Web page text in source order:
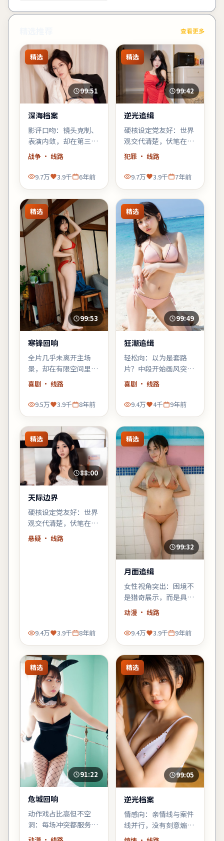
查看更多
精选
99:51
深海档案
影评口吻：镜头克制、
表演内敛，却在第三幕
用一场雨戏把张力推到
顶点——梁朝伟的细微
表情值得二刷。
战争· 线路
9.7万 3.9千 6年前
精选
99:42
逆光追缉
硬核设定党友好：世界
观交代清楚，伏笔在片
尾回收；若你喜欢「拼
图式叙事」，《逆光追
缉》会对味。
犯罪 · 线路
9.7万 3.9千 7年前
精选
99:53
寒锋回响
全片几乎未离开主场
景，却在有限空间里堆
叠三代人的秘密——空
息。
喜剧· 线路
9.5万 3.9千 8年前
精选
99:49
狂潮追缉
轻松向：以为是套路
片？中段开始画风突
变，黑色幽默与类型梗
花。
喜剧 · 线路
9.4万 4千 9年前
精选
88:00
天际边界
硬核设定党友好：世界
观交代清楚，伏笔在片
尾回收；若你喜欢「拼
图式叙事」，《天际边
悬疑· 线路
9.4万 3.9千 8年前
精选
99:32
月面追缉
女性视角突出：困境不
是猎奇展示，而是具体
而微的生存策略；结尾
不落俗套，余味偏冷。
动漫 · 线路
9.4万 3.9千 9年前
精选
91:22
危城回响
动作戏占比高但不空
洞：每场冲突都服务于
人物弧光，郭帆擅长的
精选
99:05
逆光档案
情感向：亲情线与案件
线并行，没有刻意煽
情，却在车站告别那场